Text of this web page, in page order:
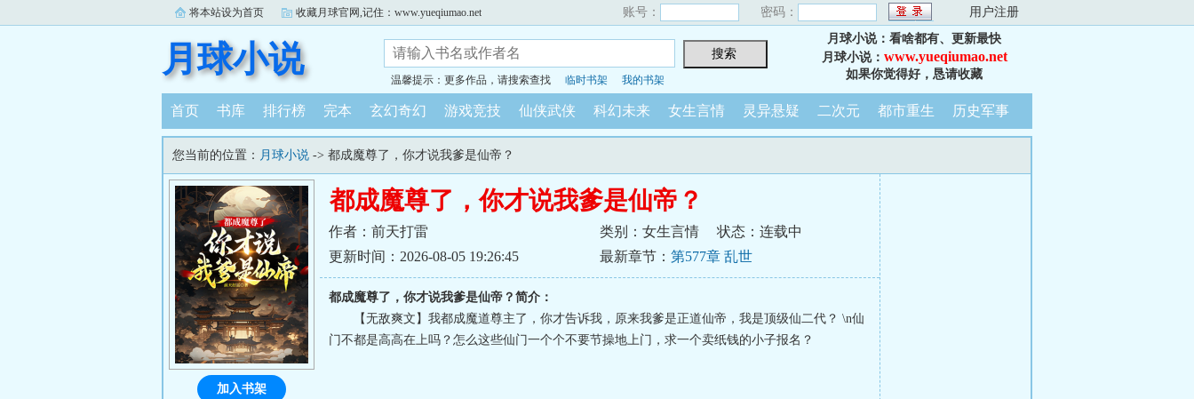
将本站设为首页 收藏月球官网,记住：www.yueqiumao.net 账号： 密码： 用户注册
月球小说
温馨提示：更多作品，请搜索查找 临时书架 我的书架
月球小说：看啥都有、更新最快
月球小说： www.yueqiumao.net
如果你觉得好，恳请收藏
首页 书库 排行榜 完本 玄幻奇幻 游戏竞技 仙侠武侠 科幻未来 女生言情 灵异悬疑 二次元 都市重生 历史军事
您当前的位置： 月球小说 -> 都成魔尊了，你才说我爹是仙帝？
都成魔尊了，你才说我爹是仙帝？
作者：前天打雷 类别：女生言情
状态：连载中
更新时间：2026-08-05 19:26:45
最新章节： 第577章 乱世
都成魔尊了，你才说我爹是仙帝？简介：
【无敌爽文】我都成魔道尊主了，你才告诉我，原来我爹是正道仙帝，我是顶级仙二代？ \n仙
门不都是高高在上吗？怎么这些仙门一个个不要节操地上门，求一个卖纸钱的小子报名？
加入书架